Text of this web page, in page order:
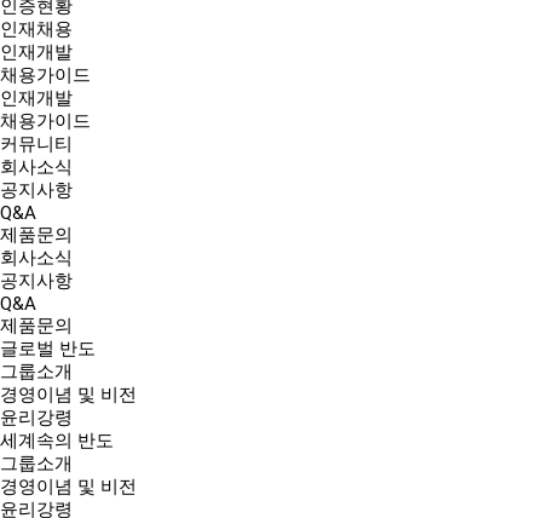
인증현황
인재채용
인재개발
채용가이드
인재개발
채용가이드
커뮤니티
회사소식
공지사항
Q&A
제품문의
회사소식
공지사항
Q&A
제품문의
글로벌 반도
그룹소개
경영이념 및 비전
윤리강령
세계속의 반도
그룹소개
경영이념 및 비전
윤리강령